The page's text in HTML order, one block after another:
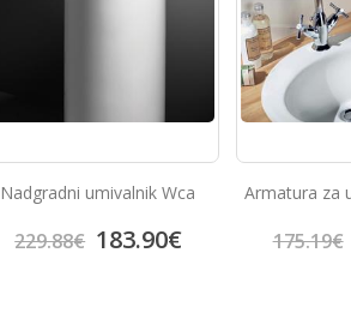
Nadgradni umivalnik Wca
229.88€ 183.90€
Armatura za
175.19€